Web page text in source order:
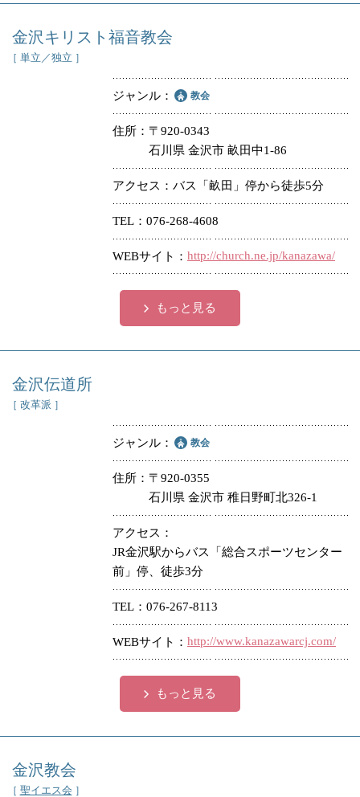
金沢キリスト福音教会
［ 単立／独立 ］
ジャンル 教会
住所
〒920-0343
石川県 金沢市 畝田中1-86
アクセス バス「畝田」停から徒歩5分
TEL 076-268-4608
WEBサイト http://church.ne.jp/kanazawa/
もっと見る
金沢伝道所
［ 改革派 ］
ジャンル 教会
住所
〒920-0355
石川県 金沢市 稚日野町北326-1
アクセス
JR金沢駅からバス「総合スポーツセンター
前」停、徒歩3分
TEL 076-267-8113
WEBサイト http://www.kanazawarcj.com/
もっと見る
金沢教会
［ 聖イエス会 ］